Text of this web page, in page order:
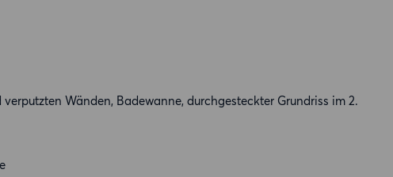
Wänden, Badewanne, durchgesteckter Grundriss im 2.